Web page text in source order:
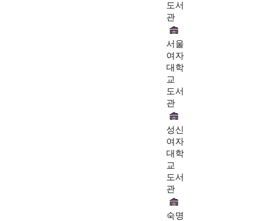
도서
관
서울
여자
대학
교
도서
관
성신
여자
대학
교
도서
관
숙명